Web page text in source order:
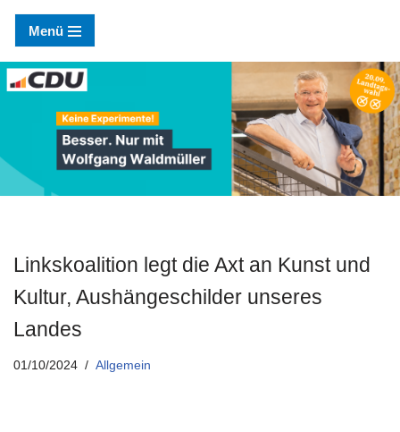
Zum
Inhalt
springen
Menü
Linkskoalition legt die Axt an Kunst und
Kultur, Aushängeschilder unseres
Landes
01/10/2024 Allgemein